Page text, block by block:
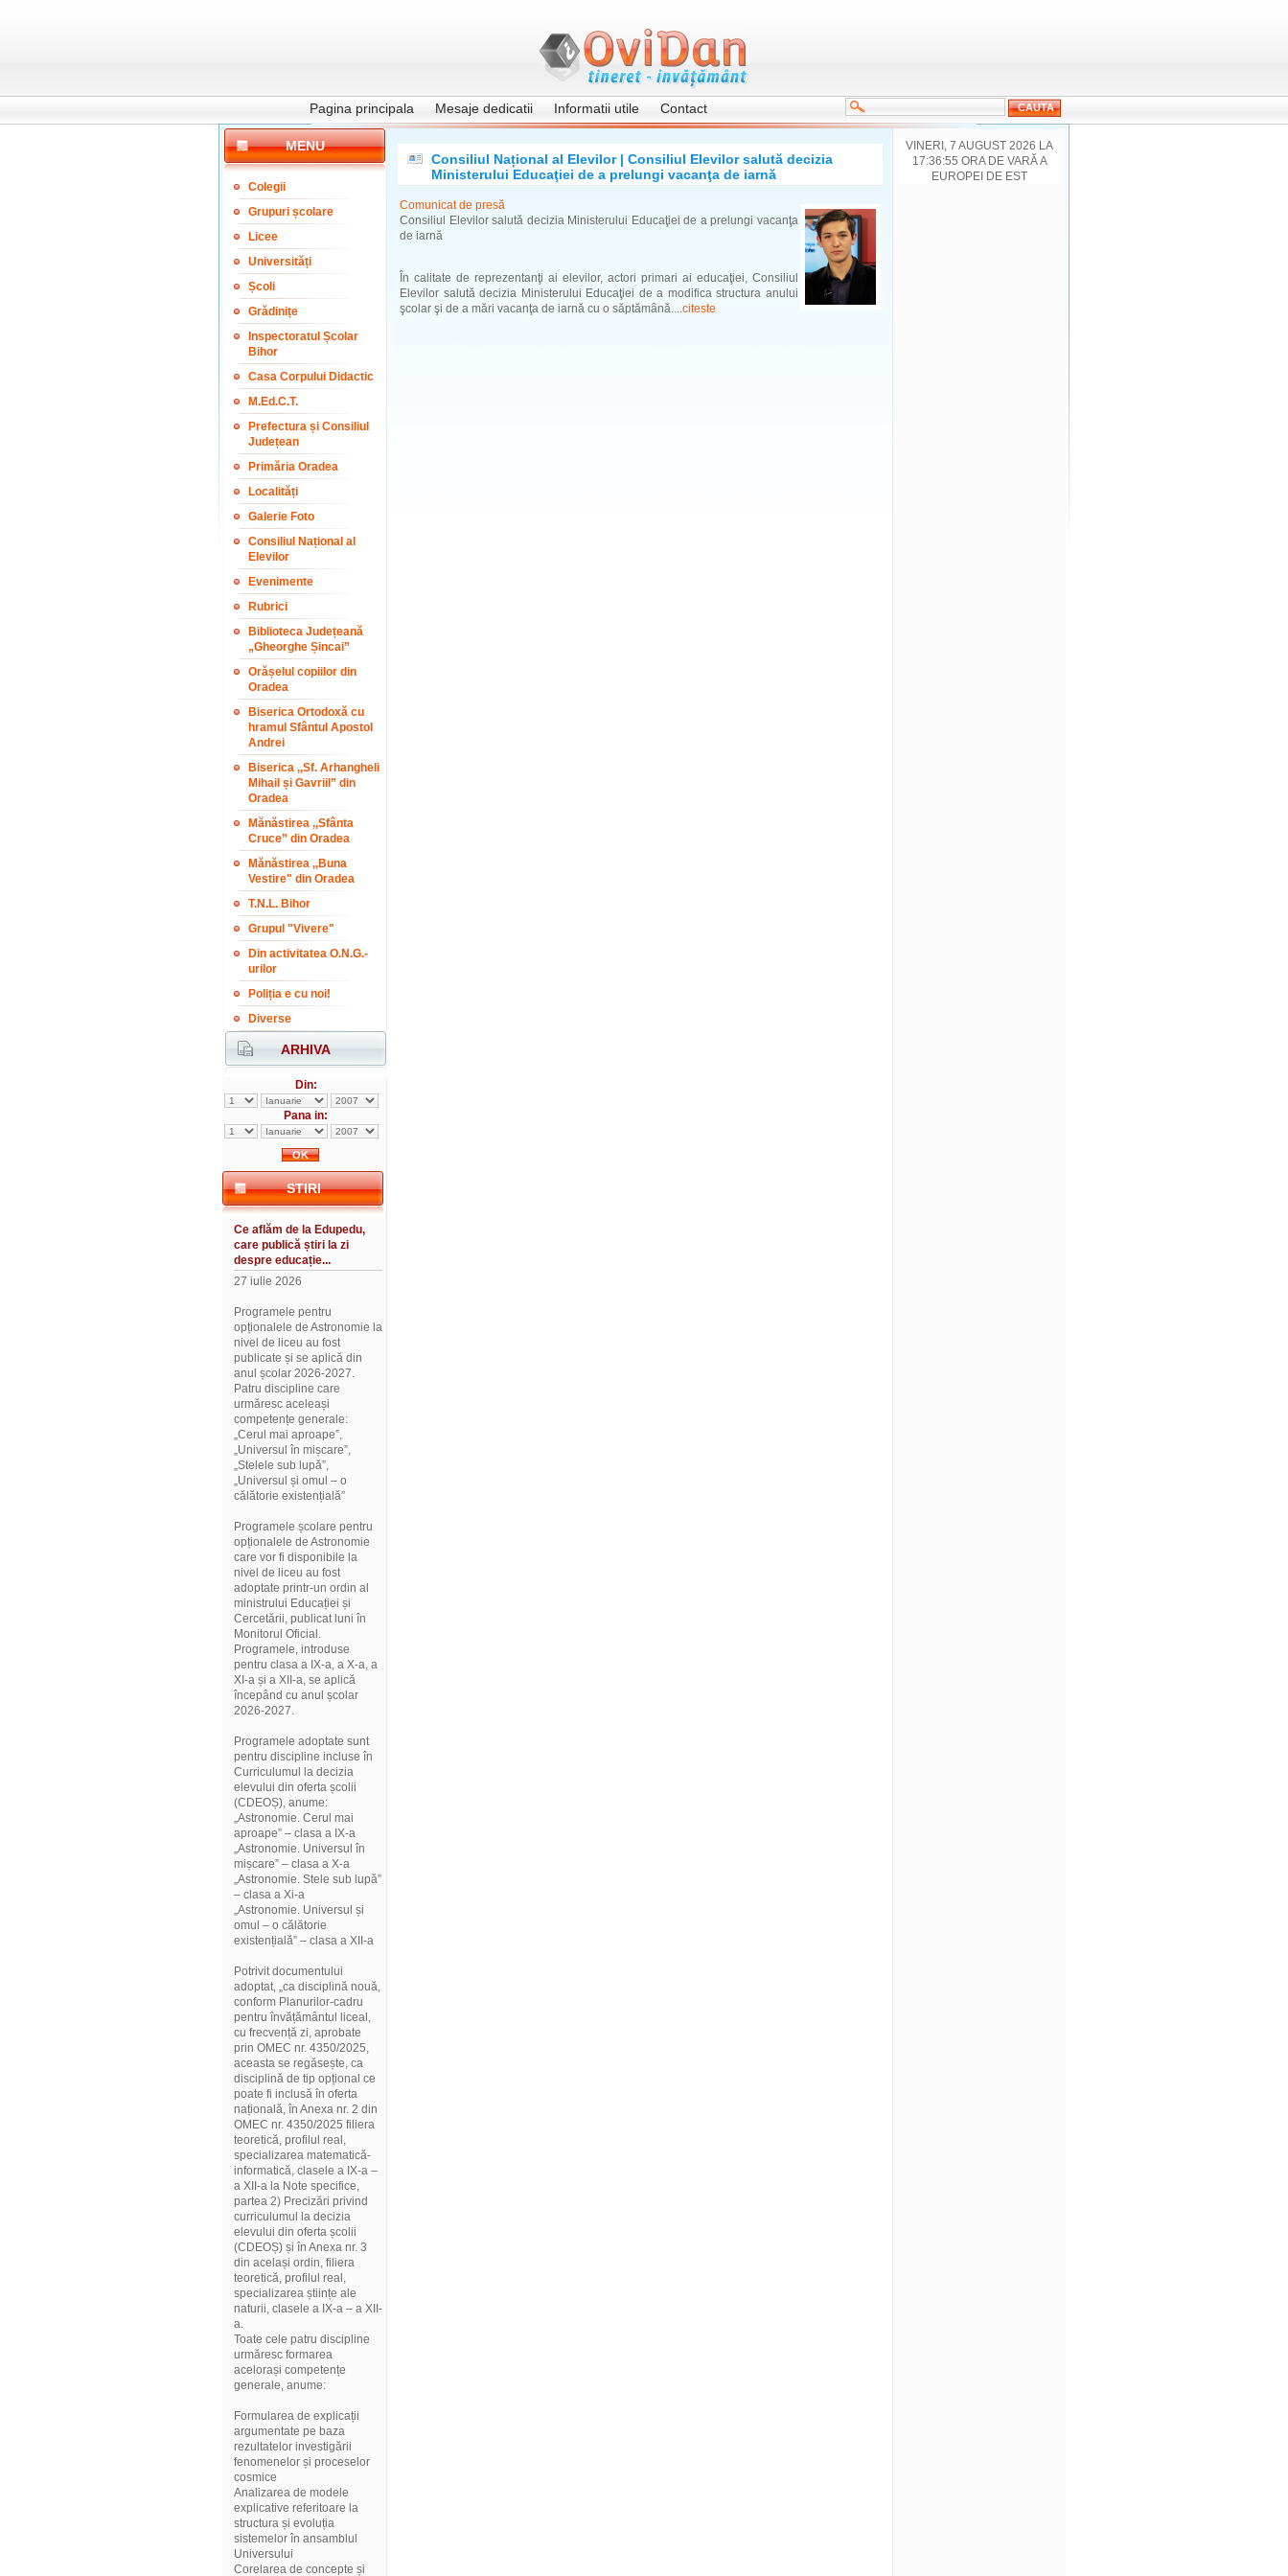
Pagina principala Mesaje dedicatii Informatii utile Contact
MENU
Colegii
Grupuri școlare
Licee
Universități
Școli
Grădinițe
Inspectoratul Școlar
Bihor
Casa Corpului Didactic
M.Ed.C.T.
Prefectura și Consiliul
Județean
Primăria Oradea
Localități
Galerie Foto
Consiliul Național al
Elevilor
Evenimente
Rubrici
Biblioteca Județeană
„Gheorghe Șincai”
Orășelul copiilor din
Oradea
Biserica Ortodoxă cu
hramul Sfântul Apostol
Andrei
Biserica ,,Sf. Arhangheli
Mihail și Gavriil” din
Oradea
Mănăstirea ,,Sfânta
Cruce” din Oradea
Mănăstirea ,,Buna
Vestire" din Oradea
T.N.L. Bihor
Grupul "Vivere"
Din activitatea O.N.G.-
urilor
Poliția e cu noi!
Diverse
ARHIVA
Din:
Pana in:
STIRI
Ce aflăm de la Edupedu,
care publică știri la zi
despre educație...
27 iulie 2026
Programele pentru
opționalele de Astronomie la
nivel de liceu au fost
publicate și se aplică din
anul școlar 2026-2027.
Patru discipline care
urmăresc aceleași
competențe generale:
„Cerul mai aproape”,
„Universul în mișcare”,
„Stelele sub lupă”,
„Universul și omul – o
călătorie existențială”
Programele școlare pentru
opționalele de Astronomie
care vor fi disponibile la
nivel de liceu au fost
adoptate printr-un ordin al
ministrului Educației și
Cercetării, publicat luni în
Monitorul Oficial.
Programele, introduse
pentru clasa a IX-a, a X-a, a
XI-a și a XII-a, se aplică
începând cu anul școlar
2026-2027.
Programele adoptate sunt
pentru discipline incluse în
Curriculumul la decizia
elevului din oferta școlii
(CDEOȘ), anume:
„Astronomie. Cerul mai
aproape” – clasa a IX-a
„Astronomie. Universul în
mișcare” – clasa a X-a
„Astronomie. Stele sub lupă”
– clasa a Xi-a
„Astronomie. Universul și
omul – o călătorie
existențială” – clasa a XII-a
Potrivit documentului
adoptat, „ca disciplină nouă,
conform Planurilor-cadru
pentru învățământul liceal,
cu frecvență zi, aprobate
prin OMEC nr. 4350/2025,
aceasta se regăsește, ca
disciplină de tip opțional ce
poate fi inclusă în oferta
națională, în Anexa nr. 2 din
OMEC nr. 4350/2025 filiera
teoretică, profilul real,
specializarea matematică-
informatică, clasele a IX-a –
a XII-a la Note specifice,
partea 2) Precizări privind
curriculumul la decizia
elevului din oferta școlii
(CDEOȘ) și în Anexa nr. 3
din același ordin, filiera
teoretică, profilul real,
specializarea științe ale
naturii, clasele a IX-a – a XII-
a.
Toate cele patru discipline
urmăresc formarea
acelorași competențe
generale, anume:
Formularea de explicații
argumentate pe baza
rezultatelor investigării
fenomenelor și proceselor
cosmice
Analizarea de modele
explicative referitoare la
structura și evoluția
sistemelor în ansamblul
Universului
Corelarea de concepte și
Consiliul Național al Elevilor | Consiliul Elevilor salută decizia
Ministerului Educaţiei de a prelungi vacanţa de iarnă
Comunicat de presă
Consiliul Elevilor salută decizia Ministerului Educaţiei de a prelungi vacanţa
de iarnă
În calitate de reprezentanţi ai elevilor, actori primari ai educaţiei, Consiliul
Elevilor salută decizia Ministerului Educaţiei de a modifica structura anului
şcolar şi de a mări vacanţa de iarnă cu o săptămână....citeste
VINERI, 7 AUGUST 2026 LA
17:36:55 ORA DE VARĂ A
EUROPEI DE EST